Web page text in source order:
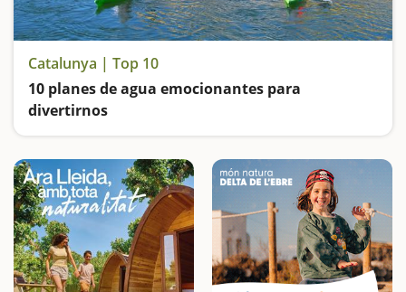
Catalunya | Top 10
10 planes de agua emocionantes para
divertirnos